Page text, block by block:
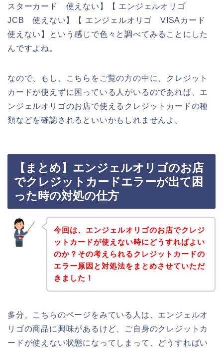
スターカード 使えない】【 エンジェルオリゴ
JCB 使えない】【 エンジェルオリゴ VISAカード
使えない】という感じで色々と調べてみることにした
んですよね。
なので、もし、こちらをご覧の方の中に、クレジット
カードが使えずに困っている人がいるのであれば、エ
ンジェルオリゴのお店で使えるクレジットカードの種
類などを確認されるといいかもしれませんよ。
【まとめ】エンジェルオリゴのお店
でクレジットカードエラーが出て困
った時の対処の仕方
今回は、エンジェルオリゴのお店でクレジ
ットカードが使えない時にどうすればよい
のか？その考えられるクレジットカードの
エラー原因と対処法をまとめさせていただ
きました！
多分、こちらのページをみている人は、エンジェルオ
リゴの商品に興味があるけど、ご自身のクレジットカ
ードが使えない状態になってしまって、どうすればい